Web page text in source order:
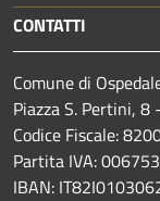
CONTATTI
Comune di
Piazza S. Pertini, 8
Codice Fiscale:
Partita IVA:
IBAN: